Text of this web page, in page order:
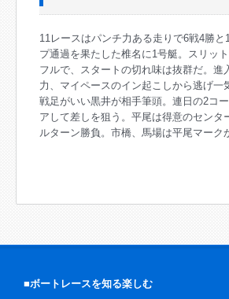
11レースはパンチ力ある走りで6戦4勝と
プ通過を果たした椎名に1号艇。スリッ
フルで、スタートの切れ味は抜群だ。進
力、マイペースのイン起こしから逃げ一
戦足がいい黒井が相手筆頭。連日の2コ
アして差しを狙う。平尾は得意のセン
ルターン勝負。市橋、馬場は平尾マーク
■ボートレースを知る楽しむ